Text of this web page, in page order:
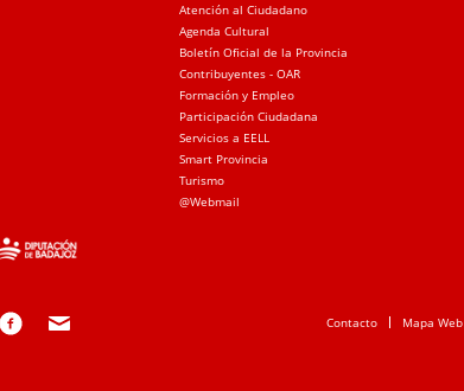
Atención al Ciudadano
Agenda Cultural
Boletín Oficial de la Provincia
Contribuyentes - OAR
Formación y Empleo
Participación Ciudadana
Servicios a EELL
Smart Provincia
Turismo
@Webmail
Contacto Mapa Web